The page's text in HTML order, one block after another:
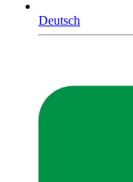
Deutsch